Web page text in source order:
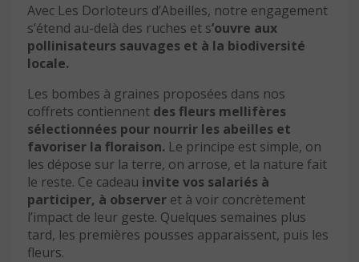
Avec Les Dorloteurs d’Abeilles, notre engagement
s’étend au-delà des ruches et s’ouvre aux
pollinisateurs sauvages et à la biodiversité
locale.
Les bombes à graines proposées dans nos
coffrets contiennent des fleurs mellifères
sélectionnées pour nourrir les abeilles et
favoriser la floraison. Le principe est simple, on
les dépose sur la terre, on arrose, et la nature fait
le reste. Ce cadeau invite vos salariés à
participer, à observer et à voir concrètement
l’impact de leur geste. Quelques semaines plus
tard, les premières pousses apparaissent, puis les
fleurs.